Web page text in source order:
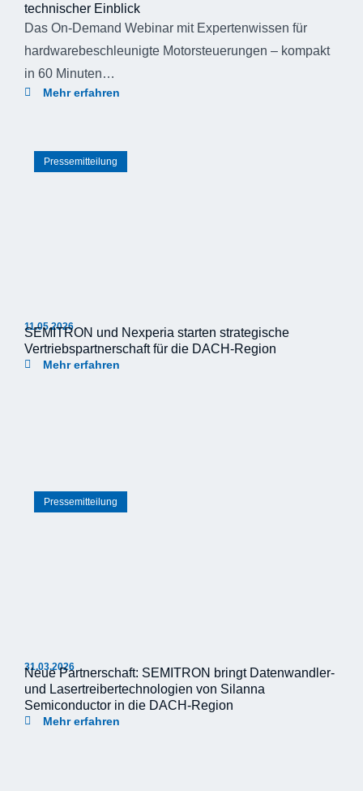
technischer Einblick
Das On-Demand Webinar mit Expertenwissen für
hardwarebeschleunigte Motorsteuerungen – kompakt
in 60 Minuten…
Mehr erfahren
Pressemitteilung
11.05.2026
SEMITRON und Nexperia starten strategische
Vertriebspartnerschaft für die DACH-Region
Mehr erfahren
Pressemitteilung
31.03.2026
Neue Partnerschaft: SEMITRON bringt Datenwandler-
und Lasertreibertechnologien von Silanna
Semiconductor in die DACH-Region
Mehr erfahren